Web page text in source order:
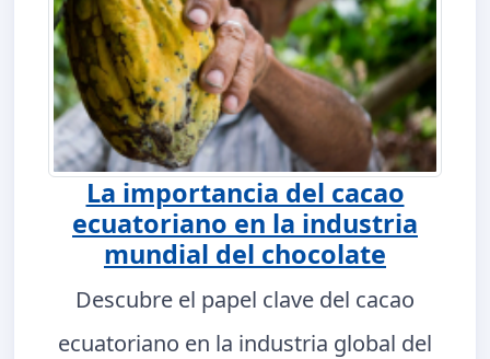
La importancia del cacao
ecuatoriano en la industria
mundial del chocolate
Descubre el papel clave del cacao
ecuatoriano en la industria global del